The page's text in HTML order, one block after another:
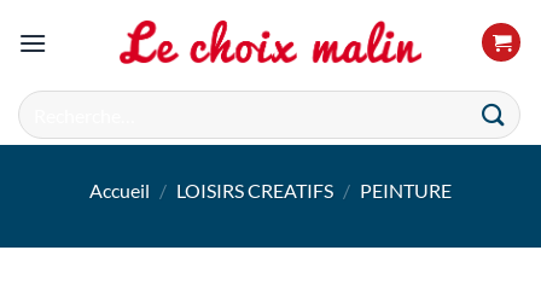
Recherche
pour :
Accueil / LOISIRS CREATIFS / PEINTURE